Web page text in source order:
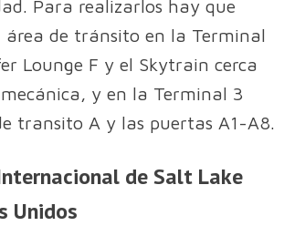
Para realizarlos hay que
área de tránsito en la Terminal
Lounge F y el Skytrain cerca
y en la Terminal 3
transito A y las puertas A1-A8.
de Salt Lake
Unidos